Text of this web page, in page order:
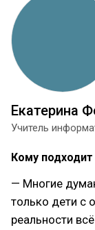
Екатерина
Учитель
Кому
— Многие
только дети с
реальности